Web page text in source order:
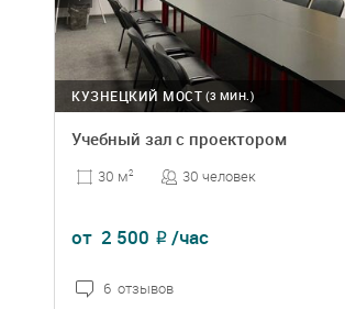
(3 МИН.)
КУЗНЕЦКИЙ МОСТ
Учебный зал с проектором
30 м2 30 человек
от 2 500 ₽ /час
6 отзывов